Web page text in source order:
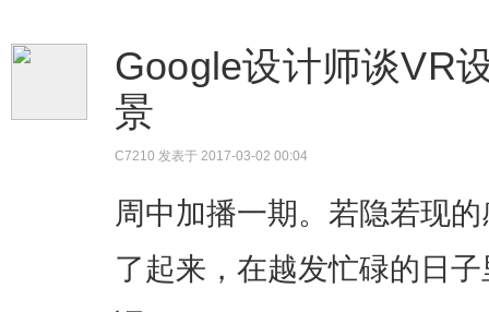
Google设计师谈VR
景
C7210 发表于 2017-03-02 00:04
周中加播一期。若隐若现
了起来，在越发忙碌的日